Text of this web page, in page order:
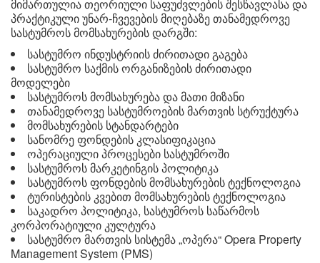
მიმართულია თეორიული საფუძვლების შესწავლასა და
პრაქტიკული უნარ-ჩვევების მიღებაზე თანამედროვე
სასტუმროს მომსახურების დარგში:
სასტუმრო ინდუსტრიის ძირითადი გაგება
სასტუმრო საქმის ორგანიზების ძირითადი
მოდელები
სასტუმროს მომსახურება და მათი მიზანი
თანამედროვე სასტუმროების მართვის სტრუქტურა
მომსახურების სტანდარტები
სანომრე ფონდების კლასიფიკაცია
ოპერაციული პროცესები სასტუმროში
სასტუმროს მარკეტინგის პოლიტიკა
სასტუმროს ფონდების მომსახურების ტექნოლოგია
ტურისტების კვებით მომსახურების ტექნოლოგია
საკადრო პოლიტიკა, სასტუმროს საწარმოს
კორპორატიული კულტურა
სასტუმრო მართვის სისტემა „ოპერა“ Opera Property
Management System (PMS)